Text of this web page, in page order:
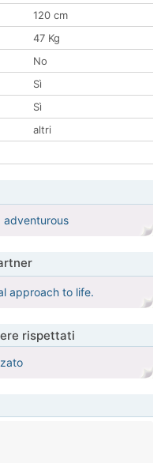
120 cm
47 Kg
No
Sì
Sì
altri
adventurous
approach to life.
rispettati